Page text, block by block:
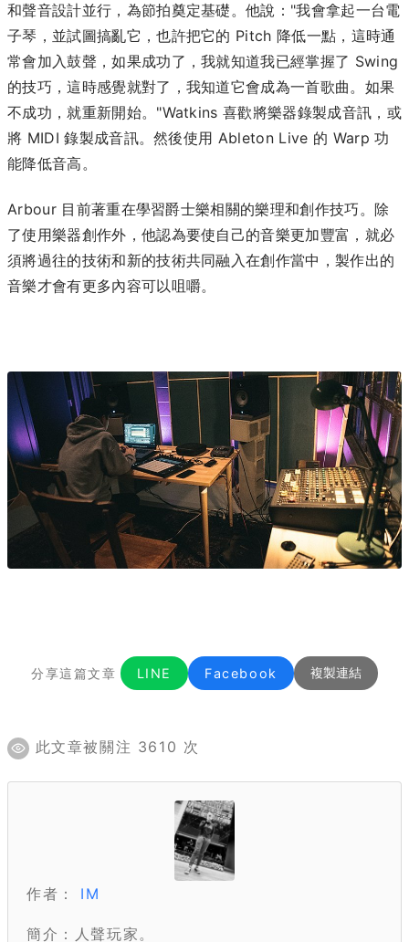
和聲音設計並行，為節拍奠定基礎。他說："我會拿起一台電
子琴，並試圖搞亂它，也許把它的 Pitch 降低一點，這時通
常會加入鼓聲，如果成功了，我就知道我已經掌握了 Swing
的技巧，這時感覺就對了，我知道它會成為一首歌曲。如果
不成功，就重新開始。"Watkins 喜歡將樂器錄製成音訊，或
將 MIDI 錄製成音訊。然後使用 Ableton Live 的 Warp 功
能降低音高。
Arbour 目前著重在學習爵士樂相關的樂理和創作技巧。除
了使用樂器創作外，他認為要使自己的音樂更加豐富，就必
須將過往的技術和新的技術共同融入在創作當中，製作出的
音樂才會有更多內容可以咀嚼。
分享這篇文章 LINE Facebook 複製連結
此文章被關注 3610 次
作者： IM
簡介：人聲玩家。